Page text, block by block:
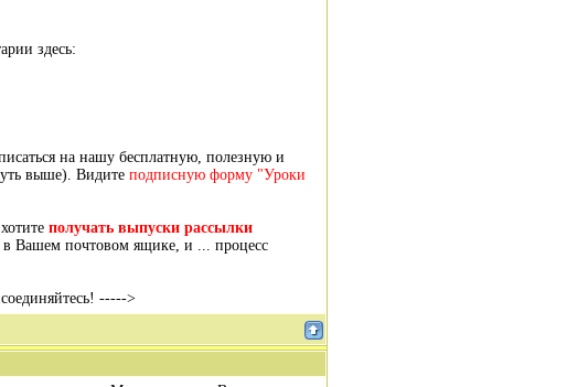
здесь:
на нашу бесплатную, полезную и
выше). Видите подписную форму "Уроки
получать выпуски рассылки
в Вашем почтовом ящике, и ... процесс
----->